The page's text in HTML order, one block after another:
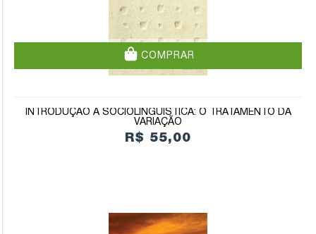
COMPRAR
INTRODUÇÃO À SOCIOLINGUÍSTICA: O TRATAMENTO DA
VARIAÇÃO
R$ 55,00